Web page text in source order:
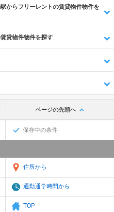
からフリーレントの賃貸物件物件を
貸物件物件を探す
ページの先頭へ
保存中の条件
住所から
通勤通学時間から
TOP